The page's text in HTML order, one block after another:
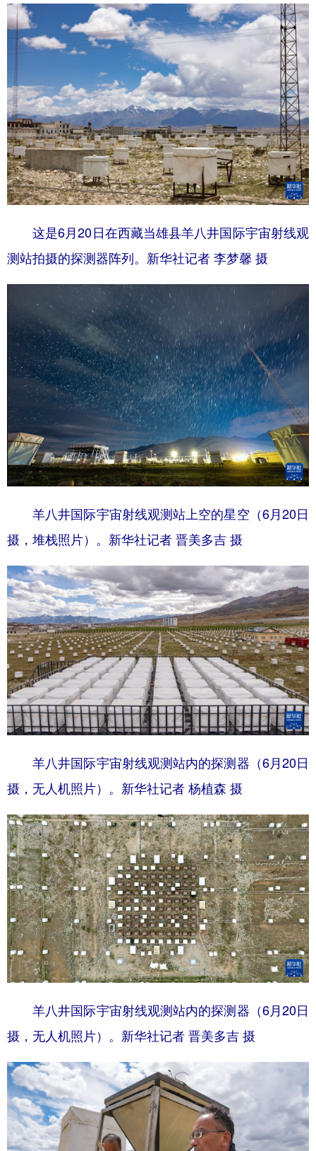
这是6月20日在西藏当雄县羊八井国际宇宙射线观
测站拍摄的探测器阵列。新华社记者 李梦馨 摄
羊八井国际宇宙射线观测站上空的星空（6月20日
摄，堆栈照片）。新华社记者 晋美多吉 摄
羊八井国际宇宙射线观测站内的探测器（6月20日
摄，无人机照片）。新华社记者 杨植森 摄
羊八井国际宇宙射线观测站内的探测器（6月20日
摄，无人机照片）。新华社记者 晋美多吉 摄